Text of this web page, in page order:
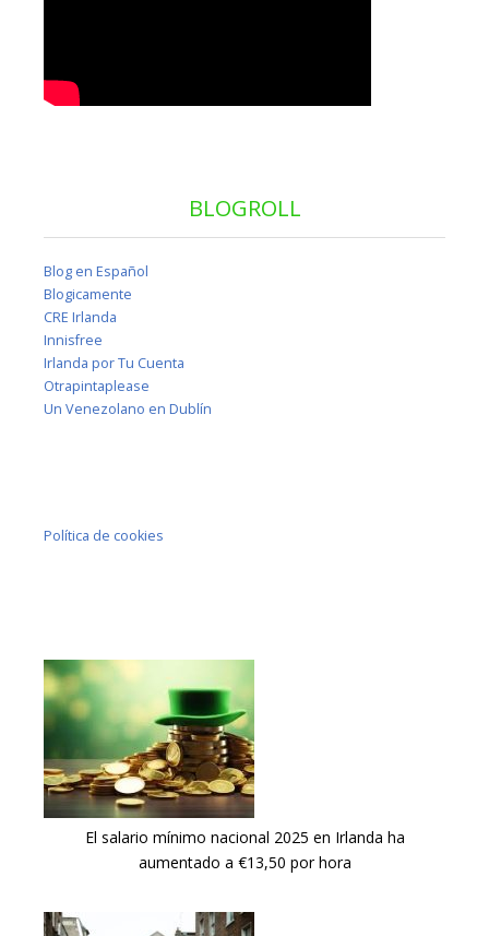
BLOGROLL
Blog en Español
Blogicamente
CRE Irlanda
Innisfree
Irlanda por Tu Cuenta
Otrapintaplease
Un Venezolano en Dublín
Política de cookies
El salario mínimo nacional 2025 en Irlanda ha
aumentado a €13,50 por hora